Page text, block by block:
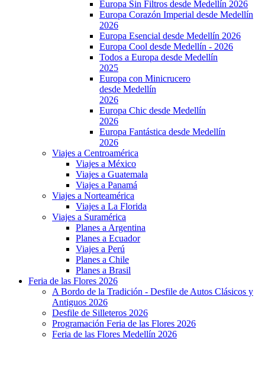
Europa Sin Filtros desde Medellín 2026
Europa Corazón Imperial desde Medellín
2026
Europa Esencial desde Medellín 2026
Europa Cool desde Medellín - 2026
Todos a Europa desde Medellín
2025
Europa con Minicrucero
desde Medellín
2026
Europa Chic desde Medellín
2026
Europa Fantástica desde Medellín
2026
Viajes a Centroamérica
Viajes a México
Viajes a Guatemala
Viajes a Panamá
Viajes a Norteamérica
Viajes a La Florida
Viajes a Suramérica
Planes a Argentina
Planes a Ecuador
Viajes a Perú
Planes a Chile
Planes a Brasil
Feria de las Flores 2026
A Bordo de la Tradición - Desfile de Autos Clásicos y
Antiguos 2026
Desfile de Silleteros 2026
Programación Feria de las Flores 2026
Feria de las Flores Medellín 2026